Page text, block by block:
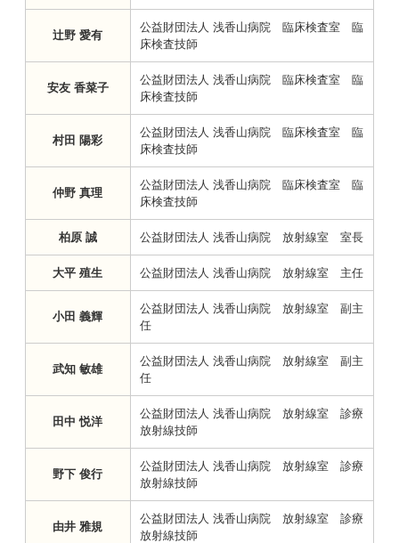
辻野 愛有
公益財団法人 浅香山病院 臨床検査室 臨
床検査技師
安友 香菜子
公益財団法人 浅香山病院 臨床検査室 臨
床検査技師
村田 陽彩
公益財団法人 浅香山病院 臨床検査室 臨
床検査技師
仲野 真理
公益財団法人 浅香山病院 臨床検査室 臨
床検査技師
柏原 誠 公益財団法人 浅香山病院 放射線室 室長
大平 殖生 公益財団法人 浅香山病院 放射線室 主任
小田 義輝
公益財団法人 浅香山病院 放射線室 副主
任
武知 敏雄
公益財団法人 浅香山病院 放射線室 副主
任
田中 悦洋
公益財団法人 浅香山病院 放射線室 診療
放射線技師
野下 俊行
公益財団法人 浅香山病院 放射線室 診療
放射線技師
由井 雅規
公益財団法人 浅香山病院 放射線室 診療
放射線技師